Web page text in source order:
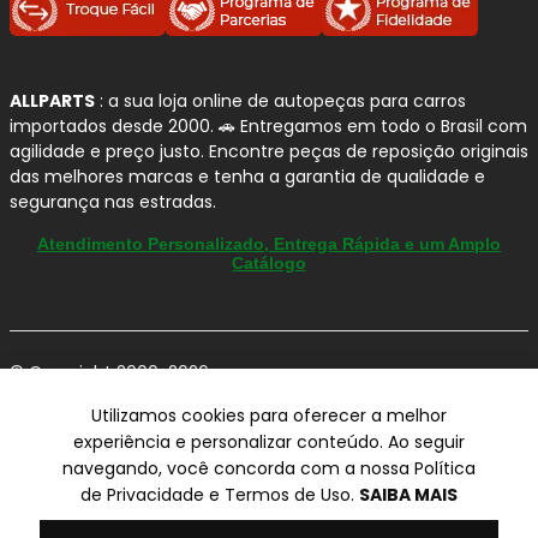
durabilidadena manutenção automotiva, as peças da
APLUS AUTOMOTIVEentregam uma solução confiável
uma condução mais precisa e confortável no dia a dia.
Por que confiamos na APLUS
AUTOMOTIVE?
Especialização em suspensão e direção:
estabilidade, dirigibilidade e segurança.
Engenharia de aplicação:peças produzidas
preciso e desempenho consistente
Ampla cobertura de frota:portfólio com
aplicações para montadoras e modelos do
mercado automotivo.
ALLPARTS : a sua loja online de autopeças para carros
importados desde 2000. 🚗 Entregamos em todo o Brasil com
agilidade e preço justo. Encontre peças de reposição originais
das melhores marcas e tenha a garantia de qualidade e
segurança nas estradas.
Atendimento Personalizado, Entrega Rápida e um Amplo
Catálogo
© Copyright 2000-2026
CNPJ 03.724.695/0001-42 - Av. Avelino Capellato, 450 - Santa
Claudina - Vinhedo/SP - CEP 13284-480.
Preços, condições de pagamento e frete exclusivos para compras via
internet utilizando CPF, podendo variar na Loja Física e Televendas.
Preços e descontos podem variar no checkout.
Utilizamos cookies para oferecer a melhor
experiência e personalizar conteúdo. Ao seguir
navegando, você concorda com a nossa Política
de Privacidade e Termos de Uso. SAIBA MAIS